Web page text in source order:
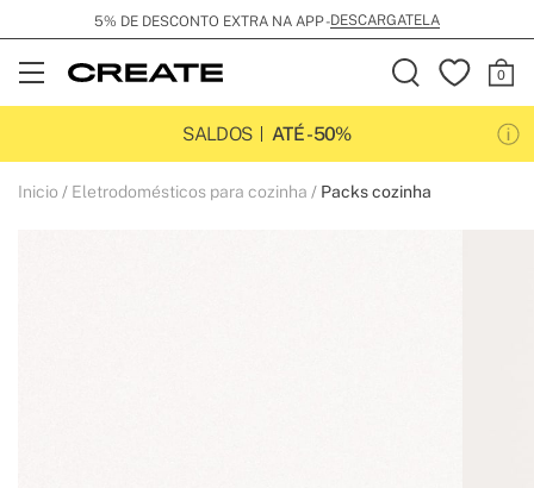
5% DE DESCONTO EXTRA NA APP -DESCARGATELA
Open
Menu
SALDOS
ATÉ -50%
Inicio Eletrodomésticos para cozinha Packs cozinha